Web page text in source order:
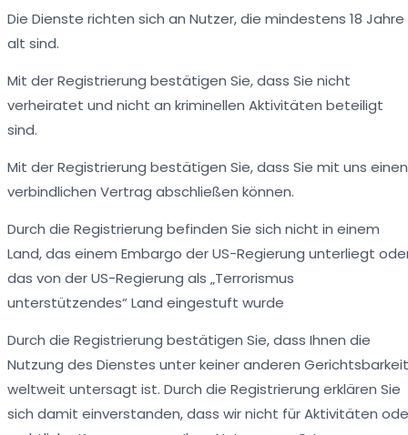
Die Dienste richten sich an Nutzer, die mindestens 18 Jahre
alt sind.
Mit der Registrierung bestätigen Sie, dass Sie nicht
verheiratet und nicht an kriminellen Aktivitäten beteiligt
sind.
Mit der Registrierung bestätigen Sie, dass Sie mit uns einen
verbindlichen Vertrag abschließen können.
Durch die Registrierung befinden Sie sich nicht in einem
Land, das einem Embargo der US-Regierung unterliegt
das von der US-Regierung als „Terrorismus
unterstützendes“ Land eingestuft wurde
Durch die Registrierung bestätigen Sie, dass Ihnen die
Nutzung des Dienstes unter keiner anderen Gerichtsbarkeit
weltweit untersagt ist. Durch die Registrierung erklären Sie
sich damit einverstanden, dass wir nicht für Aktivitäten